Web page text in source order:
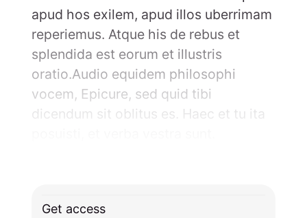
apud hos exilem, apud illos uberrimam
reperiemus. Atque his de rebus et
splendida est eorum et illustris
oratio.Audio equidem philosophi
vocem, Epicure, sed quid tibi
dicendum sit oblitus es. Haec et tu ita
Get access